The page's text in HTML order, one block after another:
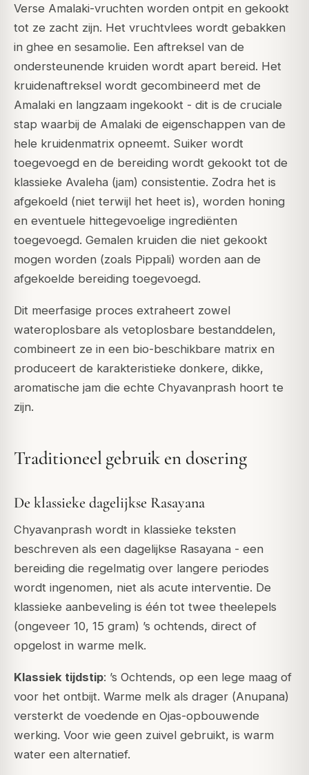
Verse Amalaki-vruchten worden ontpit en gekookt
tot ze zacht zijn. Het vruchtvlees wordt gebakken
in ghee en sesamolie. Een aftreksel van de
ondersteunende kruiden wordt apart bereid. Het
kruidenaftreksel wordt gecombineerd met de
Amalaki en langzaam ingekookt - dit is de cruciale
stap waarbij de Amalaki de eigenschappen van de
hele kruidenmatrix opneemt. Suiker wordt
toegevoegd en de bereiding wordt gekookt tot de
klassieke Avaleha (jam) consistentie. Zodra het is
afgekoeld (niet terwijl het heet is), worden honing
en eventuele hittegevoelige ingrediënten
toegevoegd. Gemalen kruiden die niet gekookt
mogen worden (zoals Pippali) worden aan de
afgekoelde bereiding toegevoegd.
Dit meerfasige proces extraheert zowel
wateroplosbare als vetoplosbare bestanddelen,
combineert ze in een bio-beschikbare matrix en
produceert de karakteristieke donkere, dikke,
aromatische jam die echte Chyavanprash hoort te
zijn.
Traditioneel gebruik en dosering
De klassieke dagelijkse Rasayana
Chyavanprash wordt in klassieke teksten
beschreven als een dagelijkse Rasayana - een
bereiding die regelmatig over langere periodes
wordt ingenomen, niet als acute interventie. De
klassieke aanbeveling is één tot twee theelepels
(ongeveer 10, 15 gram) ’s ochtends, direct of
opgelost in warme melk.
Klassiek tijdstip: ’s Ochtends, op een lege maag of
voor het ontbijt. Warme melk als drager (Anupana)
versterkt de voedende en Ojas-opbouwende
werking. Voor wie geen zuivel gebruikt, is warm
water een alternatief.